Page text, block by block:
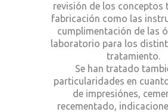
revisión de los conceptos
fabricación como las
cumplimentación de las
laboratorio para los
tratamiento.
Se han tratado
particularidades en
de impresiónes,
recementado,